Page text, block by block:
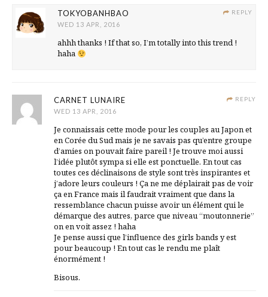
REPLY
TOKYOBANHBAO
WED 13 APR, 2016
ahhh thanks ! If that so, I’m totally into this trend !
haha
REPLY
CARNET LUNAIRE
WED 13 APR, 2016
Je connaissais cette mode pour les couples au Japon et
en Corée du Sud mais je ne savais pas qu’entre groupe
d’amies on pouvait faire pareil ! Je trouve moi aussi
l’idée plutôt sympa si elle est ponctuelle. En tout cas
toutes ces déclinaisons de style sont très inspirantes et
j’adore leurs couleurs ! Ça ne me déplairait pas de voir
ça en France mais il faudrait vraiment que dans la
ressemblance chacun puisse avoir un élément qui le
démarque des autres, parce que niveau “moutonnerie”
on en voit assez ! haha
Je pense aussi que l’influence des girls bands y est
pour beaucoup ! En tout cas le rendu me plaît
énormément !
Bisous.